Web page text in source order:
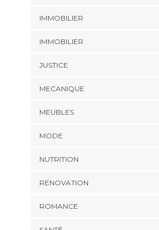
IMMOBILIER
IMMOBILIER
JUSTICE
MECANIQUE
MEUBLES
MODE
NUTRITION
RENOVATION
ROMANCE